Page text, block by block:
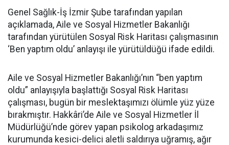
Genel Sağlık-İş İzmir Şube tarafından yapılan
açıklamada, Aile ve Sosyal Hizmetler Bakanlığı
tarafından yürütülen Sosyal Risk Haritası çalışmasının
‘Ben yaptım oldu’ anlayışı ile yürütüldüğü ifade edildi.
Aile ve Sosyal Hizmetler Bakanlığı’nın “ben yaptım
oldu” anlayışıyla başlattığı Sosyal Risk Haritası
çalışması, bugün bir meslektaşımızı ölümle yüz yüze
bırakmıştır. Hakkâri’de Aile ve Sosyal Hizmetler İl
Müdürlüğü’nde görev yapan psikolog arkadaşımız
kurumunda kesici-delici aletli saldırıya uğramış, ağır